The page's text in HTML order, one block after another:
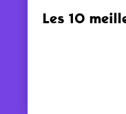
Les 10